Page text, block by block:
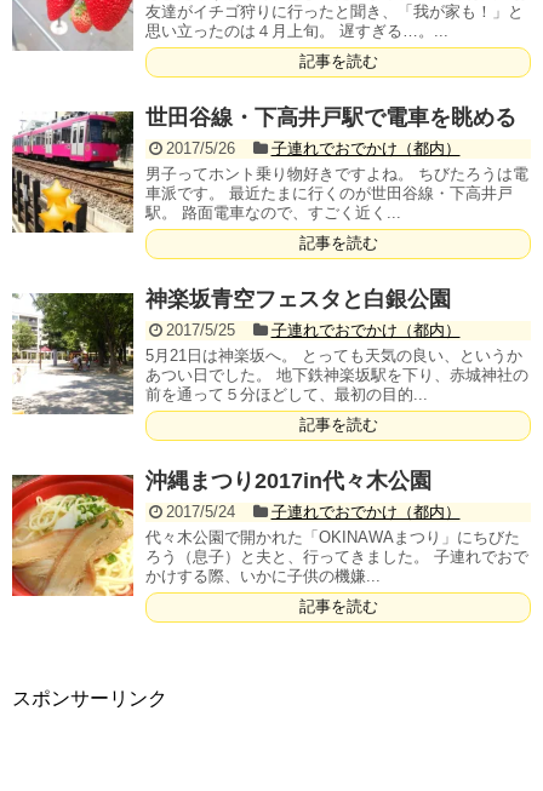
友達がイチゴ狩りに行ったと聞き、「我が家も！」と
思い立ったのは４月上旬。 遅すぎる…。...
記事を読む
世田谷線・下高井戸駅で電車を眺める
2017/5/26
子連れでおでかけ（都内）
男子ってホント乗り物好きですよね。 ちびたろうは電
車派です。 最近たまに行くのが世田谷線・下高井戸
駅。 路面電車なので、すごく近く...
記事を読む
神楽坂青空フェスタと白銀公園
2017/5/25
子連れでおでかけ（都内）
5月21日は神楽坂へ。 とっても天気の良い、というか
あつい日でした。 地下鉄神楽坂駅を下り、赤城神社の
前を通って５分ほどして、最初の目的...
記事を読む
沖縄まつり2017in代々木公園
2017/5/24
子連れでおでかけ（都内）
代々木公園で開かれた「OKINAWAまつり」にちびた
ろう（息子）と夫と、行ってきました。 子連れでおで
かけする際、いかに子供の機嫌...
記事を読む
スポンサーリンク